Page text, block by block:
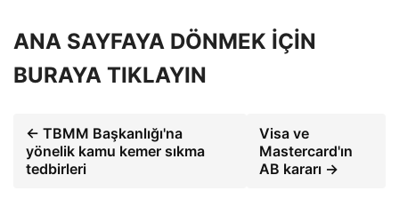
ANA SAYFAYA DÖNMEK İÇİN
BURAYA TIKLAYIN
← TBMM Başkanlığı'na
yönelik kamu kemer sıkma
tedbirleri
Visa ve
Mastercard'ın
AB kararı →